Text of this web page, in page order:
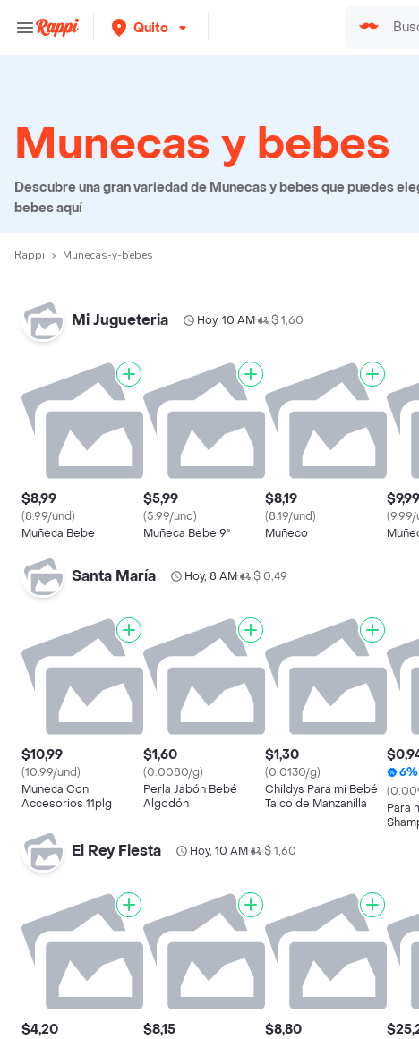
Quito
Munecas y bebes
Descubre una gran variedad de Munecas y bebes que puedes
bebes aquí
Rappi Munecas-y-bebes
Mi Jugueteria Hoy, 10 AM• $ 1,60
$8,99
(8.99/und)
Muñeca Bebe
$5,99
(5.99/und)
Muñeca Bebe 9''
$8,19
(8.19/und)
Muñeco
$9,99
(9.99/
Santa María Hoy, 8 AM• $ 0,49
$10,99
(10.99/und)
Muneca Con
Accesorios 11plg
$1,60
(0.0080/g)
Perla Jabón Bebé
Algodón
$1,30
(0.0130/g)
Childys Para mi Bebé
Talco de Manzanilla
6%
Para
El Rey Fiesta Hoy, 10 AM• $ 1,60
$4,20 $8,15 $8,80